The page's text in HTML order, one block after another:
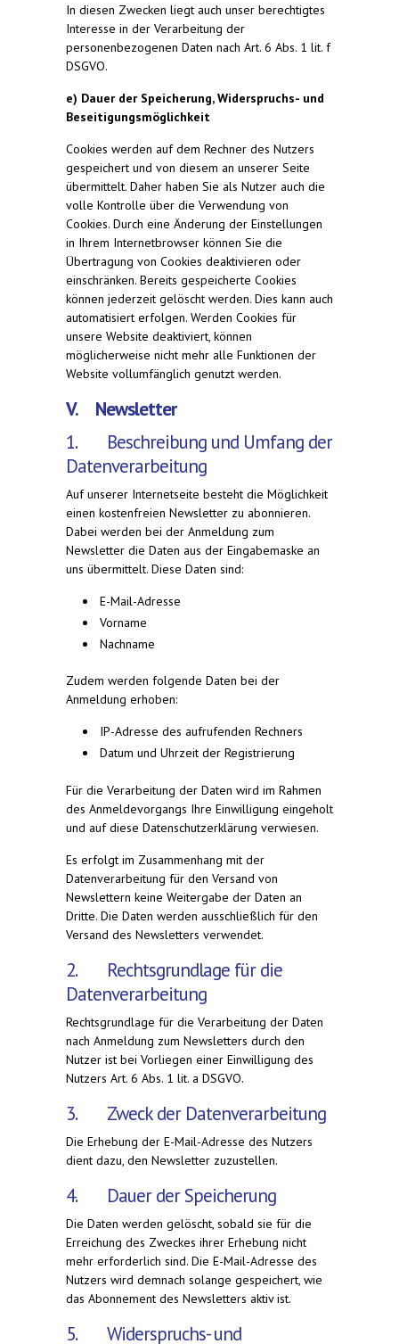
In diesen Zwecken liegt auch unser berechtigtes
Interesse in der Verarbeitung der
personenbezogenen Daten nach Art. 6 Abs. 1 lit. f
DSGVO.
e) Dauer der Speicherung, Widerspruchs- und
Beseitigungsmöglichkeit
Cookies werden auf dem Rechner des Nutzers
gespeichert und von diesem an unserer Seite
übermittelt. Daher haben Sie als Nutzer auch die
volle Kontrolle über die Verwendung von
Cookies. Durch eine Änderung der Einstellungen
in Ihrem Internetbrowser können Sie die
Übertragung von Cookies deaktivieren oder
einschränken. Bereits gespeicherte Cookies
können jederzeit gelöscht werden. Dies kann auch
automatisiert erfolgen. Werden Cookies für
unsere Website deaktiviert, können
möglicherweise nicht mehr alle Funktionen der
Website vollumfänglich genutzt werden.
V. Newsletter
1. Beschreibung und Umfang der
Datenverarbeitung
Auf unserer Internetseite besteht die Möglichkeit
einen kostenfreien Newsletter zu abonnieren.
Dabei werden bei der Anmeldung zum
Newsletter die Daten aus der Eingabemaske an
uns übermittelt. Diese Daten sind:
E-Mail-Adresse
Vorname
Nachname
Zudem werden folgende Daten bei der
Anmeldung erhoben:
IP-Adresse des aufrufenden Rechners
Datum und Uhrzeit der Registrierung
Für die Verarbeitung der Daten wird im Rahmen
des Anmeldevorgangs Ihre Einwilligung eingeholt
und auf diese Datenschutzerklärung verwiesen.
Es erfolgt im Zusammenhang mit der
Datenverarbeitung für den Versand von
Newslettern keine Weitergabe der Daten an
Dritte. Die Daten werden ausschließlich für den
Versand des Newsletters verwendet.
2. Rechtsgrundlage für die
Datenverarbeitung
Rechtsgrundlage für die Verarbeitung der Daten
nach Anmeldung zum Newsletters durch den
Nutzer ist bei Vorliegen einer Einwilligung des
Nutzers Art. 6 Abs. 1 lit. a DSGVO.
3. Zweck der Datenverarbeitung
Die Erhebung der E-Mail-Adresse des Nutzers
dient dazu, den Newsletter zuzustellen.
4. Dauer der Speicherung
Die Daten werden gelöscht, sobald sie für die
Erreichung des Zweckes ihrer Erhebung nicht
mehr erforderlich sind. Die E-Mail-Adresse des
Nutzers wird demnach solange gespeichert, wie
das Abonnement des Newsletters aktiv ist.
5. Widerspruchs- und